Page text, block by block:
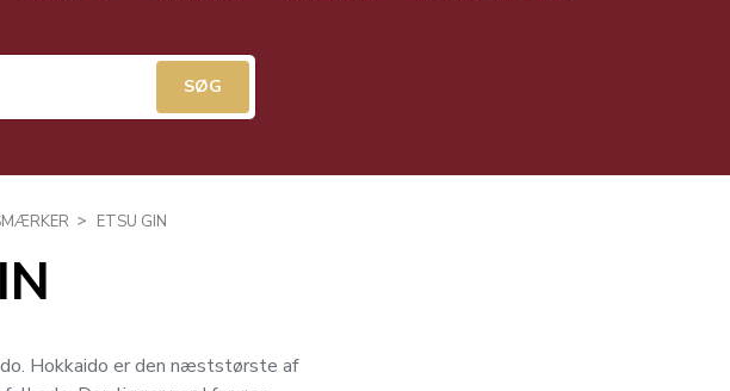
ETSU GIN
Hokkaido er den næststørste af